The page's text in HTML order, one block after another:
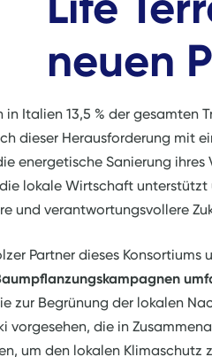
neuen
Italien 13,5 % der gesamten
dieser Herausforderung mit
energetische Sanierung
lokale Wirtschaft
und verantwortungsvollere
Partner dieses Konsortiums
zur Begrünung der lokalen
vorgesehen, die in
um den lokalen Klimaschutz